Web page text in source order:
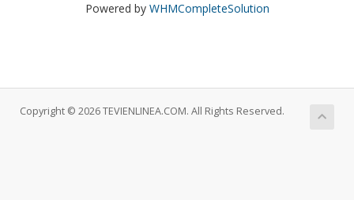
Powered by WHMCompleteSolution
Copyright © 2026 TEVIENLINEA.COM. All Rights Reserved.